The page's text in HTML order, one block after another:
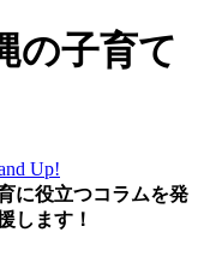
の子育て
に役立つコラムを発
します！